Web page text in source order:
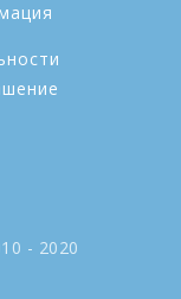
- 2020